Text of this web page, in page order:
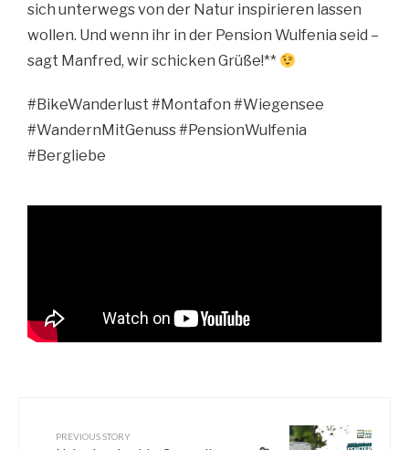
sich unterwegs von der Natur inspirieren lassen
wollen. Und wenn ihr in der Pension Wulfenia seid –
sagt Manfred, wir schicken Grüße!**
#BikeWanderlust #Montafon #Wiegensee
#WandernMitGenuss #PensionWulfenia
#Bergliebe
PREVIOUS STORY